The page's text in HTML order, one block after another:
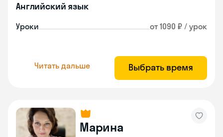
Английский язык
Уроки от 1090 ₽ / урок
Читать дальше Выбрать время
Марина